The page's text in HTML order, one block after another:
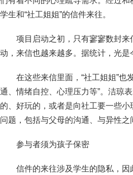
学生和“社工姐姐”的信件来往。
项目启动之初，只有寥寥数封来
动，来信也越来越多。据统计，光
在这些来信里面，“社工姐姐”也
通、情绪自控、心理压力等”。洁琼
的、好玩的，或者是向社工要一些
问题，包括与父母的沟通、与异性之
参与者须为孩子保密
信件的来往涉及学生的隐私，